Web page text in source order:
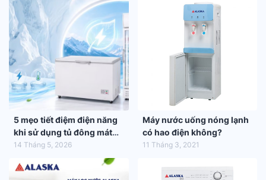
5 mẹo tiết điệm điện năng
khi sử dụng tủ đông mát
trong mùa hè 2026
14 Tháng 5, 2026
Máy nước uống nóng lạnh
có hao điện không?
11 Tháng 3, 2021